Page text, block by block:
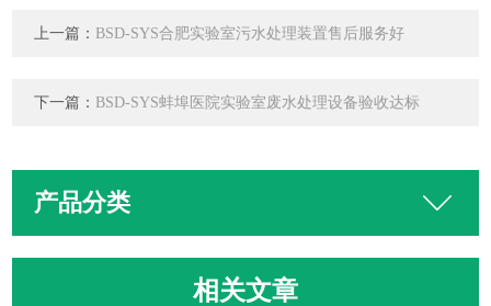
上一篇： BSD-SYS合肥实验室污水处理装置售后服务好
下一篇： BSD-SYS蚌埠医院实验室废水处理设备验收达标
产品分类
相关文章